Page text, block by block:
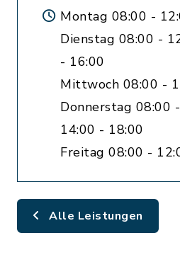
Montag 08:00 -
Dienstag 08:00 -
- 16:00
Mittwoch 08:00 -
Donnerstag 08:00
14:00 - 18:00
Freitag 08:00 -
Alle Leistungen